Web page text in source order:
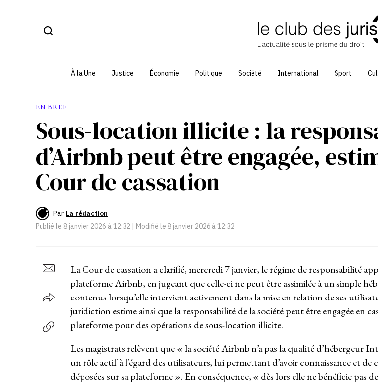
À la Une Justice Économie Politique Société International Sport
EN BREF
Sous-location illicite : la
d’Airbnb peut être engagée,
Cour de cassation
Par La rédaction
Publié le 8 janvier 2026 à 12:32 | Modifié le 8 janvier 2026 à 12:32
La Cour de cassation a clarifié, mercredi 7 janvier, le régime de responsabilité
plateforme Airbnb, en jugeant que celle-ci ne peut être assimilée à un simple
contenus lorsqu’elle intervient activement dans la mise en relation de ses
juridiction estime ainsi que la responsabilité de la société peut être engagée en
plateforme pour des opérations de sous-location illicite.
Les magistrats relèvent que « la société Airbnb n’a pas la qualité d’hébergeur
un rôle actif à l’égard des utilisateurs, lui permettant d’avoir connaissance et de
déposées sur sa plateforme ». En conséquence, « dès lors elle ne bénéficie pas